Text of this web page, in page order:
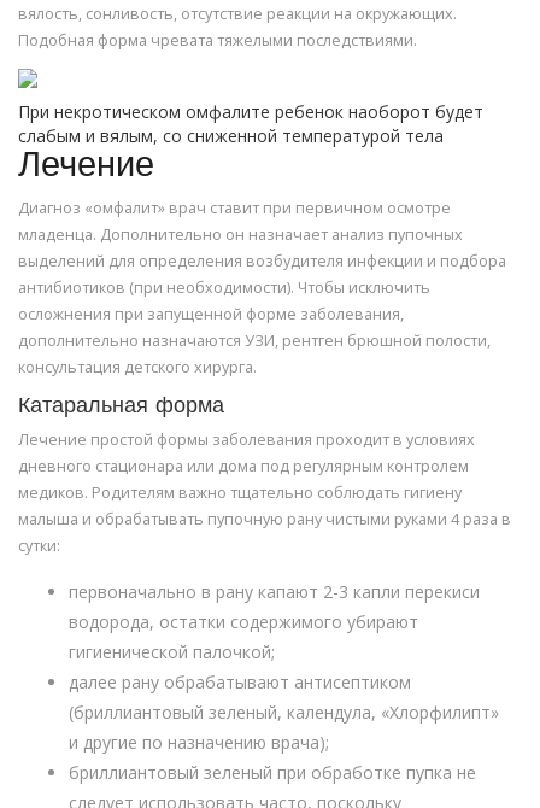
вялость, сонливость, отсутствие реакции на окружающих.
Подобная форма чревата тяжелыми последствиями.
При некротическом омфалите ребенок наоборот будет
слабым и вялым, со сниженной температурой тела
Лечение
Диагноз «омфалит» врач ставит при первичном осмотре
младенца. Дополнительно он назначает анализ пупочных
выделений для определения возбудителя инфекции и подбора
антибиотиков (при необходимости). Чтобы исключить
осложнения при запущенной форме заболевания,
дополнительно назначаются УЗИ, рентген брюшной полости,
консультация детского хирурга.
Катаральная форма
Лечение простой формы заболевания проходит в условиях
дневного стационара или дома под регулярным контролем
медиков. Родителям важно тщательно соблюдать гигиену
малыша и обрабатывать пупочную рану чистыми руками 4 раза в
сутки:
первоначально в рану капают 2-3 капли перекиси
водорода, остатки содержимого убирают
гигиенической палочкой;
далее рану обрабатывают антисептиком
(бриллиантовый зеленый, календула, «Хлорфилипт»
и другие по назначению врача);
бриллиантовый зеленый при обработке пупка не
следует использовать часто, поскольку